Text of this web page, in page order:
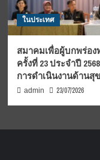
ในประเทศ
สมาคมเพื่อผู้บกพร่อ
ครั้งที่ 23 ประจำปี
การดำเนินงานด้านสุ
admin 23/07/2026